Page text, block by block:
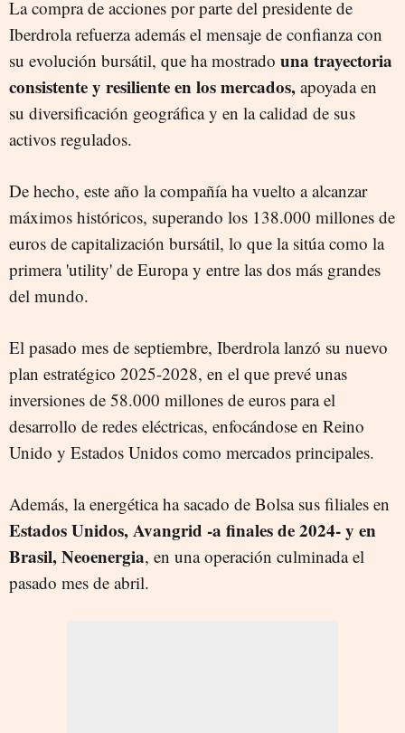
La compra de acciones por parte del presidente de
Iberdrola refuerza además el mensaje de confianza con
su evolución bursátil, que ha mostrado una trayectoria
consistente y resiliente en los mercados, apoyada en
su diversificación geográfica y en la calidad de sus
activos regulados.
De hecho, este año la compañía ha vuelto a alcanzar
máximos históricos, superando los 138.000 millones de
euros de capitalización bursátil, lo que la sitúa como la
primera 'utility' de Europa y entre las dos más grandes
del mundo.
El pasado mes de septiembre, Iberdrola lanzó su nuevo
plan estratégico 2025-2028, en el que prevé unas
inversiones de 58.000 millones de euros para el
desarrollo de redes eléctricas, enfocándose en Reino
Unido y Estados Unidos como mercados principales.
Además, la energética ha sacado de Bolsa sus filiales en
Estados Unidos, Avangrid -a finales de 2024- y en
Brasil, Neoenergia, en una operación culminada el
pasado mes de abril.